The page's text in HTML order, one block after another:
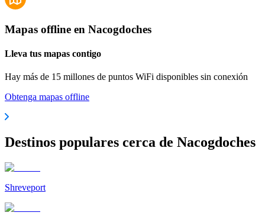
Mapas offline en Nacogdoches
Lleva tus mapas contigo
Hay más de 15 millones de puntos WiFi disponibles sin conexión
Obtenga mapas offline
Destinos populares cerca de Nacogdoches
Shreveport